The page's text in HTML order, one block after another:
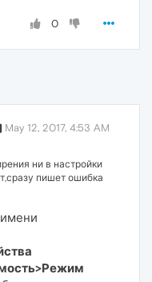
0
May 12, 2017, 4:53 AM
ни в настройки
пишет ошибка
имени